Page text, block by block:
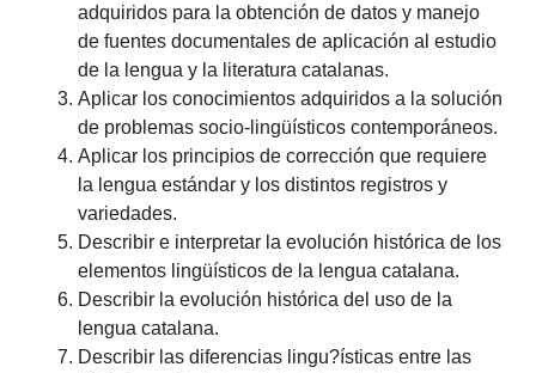
adquiridos para la obtención de datos y manejo
de fuentes documentales de aplicación al estudio
de la lengua y la literatura catalanas.
Aplicar los conocimientos adquiridos a la solución
de problemas socio-lingüísticos contemporáneos.
Aplicar los principios de corrección que requiere
la lengua estándar y los distintos registros y
variedades.
Describir e interpretar la evolución histórica de los
elementos lingüísticos de la lengua catalana.
Describir la evolución histórica del uso de la
lengua catalana.
Describir las diferencias lingu?ísticas entre las